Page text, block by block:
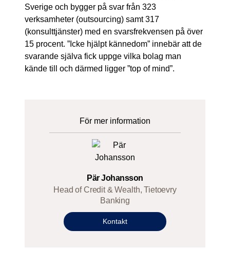
Sverige och bygger på svar från 323
verksamheter (outsourcing) samt 317
(konsulttjänster) med en svarsfrekvensen på över
15 procent. ”Icke hjälpt kännedom” innebär att de
svarande själva fick uppge vilka bolag man
kände till och därmed ligger ”top of mind”.
För mer information
Pär Johansson
Head of Credit & Wealth, Tietoevry
Banking
Kontakt